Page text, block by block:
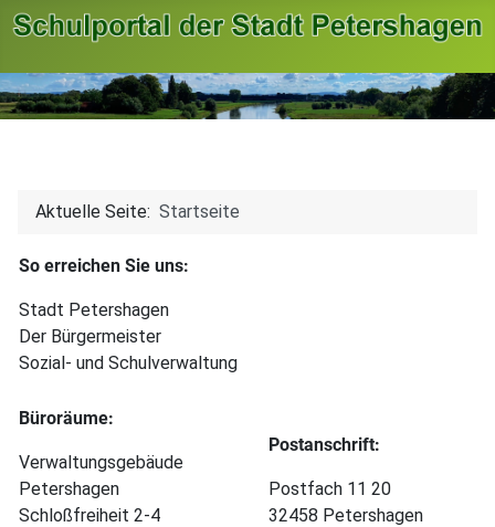
Aktuelle Seite: Startseite
So erreichen Sie uns:
Stadt Petershagen
Der Bürgermeister
Sozial- und Schulverwaltung
Büroräume:
Verwaltungsgebäude
Petershagen
Schloßfreiheit 2-4
Postanschrift:
Postfach 11 20
32458 Petershagen